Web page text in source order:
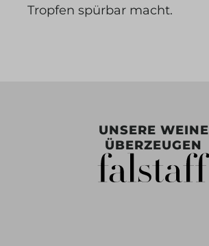
Tropfen spürbar macht.
UNSERE WEINE
ÜBERZEUGEN